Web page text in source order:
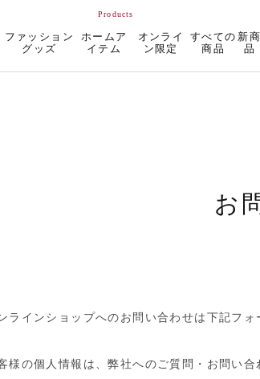
ファッション
グッズ
ホームア
イテム
オンライ
ン限定
すべての
商品
新商
品
お
ラインショップへのお問い合わせは下記フォ
様の個人情報は、弊社へのご質問・お問い合